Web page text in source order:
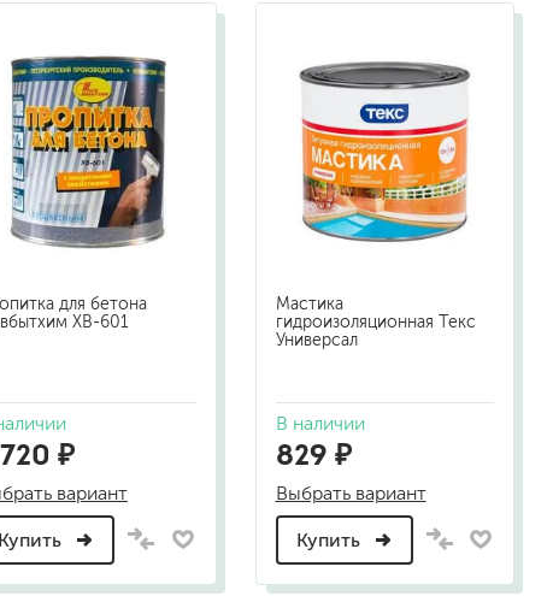
флизелиновые обои под покраску
для бетона
ХВ-601
₽
вариант
Купить
Мастика
гидроизоляционная Текс
Универсал
В наличии
829 ₽
Выбрать вариант
Купить